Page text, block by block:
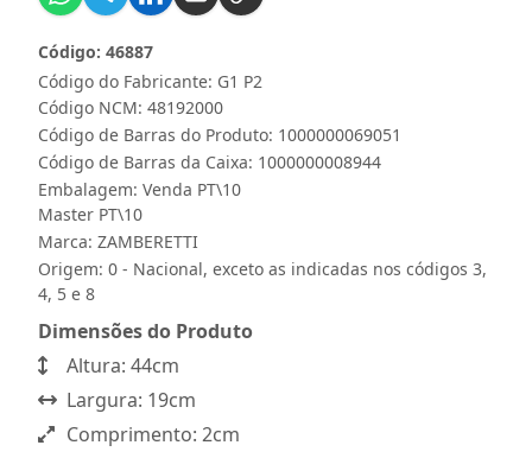
Código do Fabricante: G1 P2
Código: 46887
Código NCM: 48192000
Código de Barras do Produto: 1000000069051
Código de Barras da Caixa: 1000000008944
Embalagem: Venda PT\10
Master PT\10
Marca: ZAMBERETTI
Origem: 0 - Nacional, exceto as indicadas nos códigos 3,
4, 5 e 8
Dimensões do Produto
Altura: 44cm
Largura: 19cm
Comprimento: 2cm